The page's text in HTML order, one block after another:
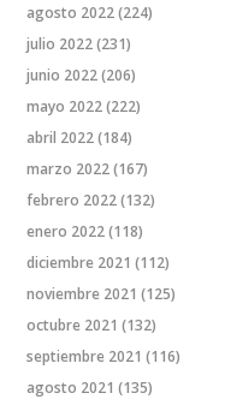
agosto 2022(224)
julio 2022(231)
junio 2022(206)
mayo 2022(222)
abril 2022(184)
marzo 2022(167)
febrero 2022(132)
enero 2022(118)
diciembre 2021 (112)
noviembre 2021 (125)
octubre 2021 (132)
septiembre 2021 (116)
agosto 2021 (135)